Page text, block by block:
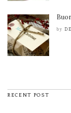
by
RECENT POST